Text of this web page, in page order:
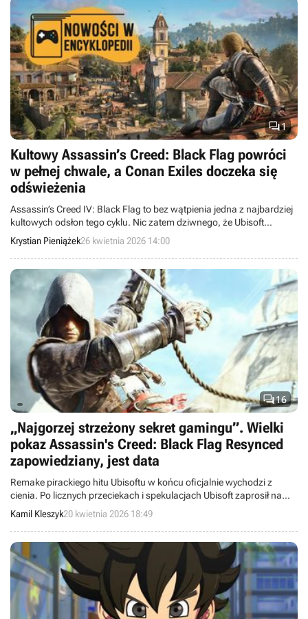
1
Kultowy Assassin’s Creed: Black Flag powróci
w pełnej chwale, a Conan Exiles doczeka się
odświeżenia
Assassin’s Creed IV: Black Flag to bez wątpienia jedna z najbardziej
kultowych odsłon tego cyklu. Nic zatem dziwnego, że Ubisoft
zdecydował się na jej odświeżenie. Poza tym w Wielkiej Encyklopedii
Gier opisaliśmy między innymi Conan Exiles Enhanced, czyli
gruntowną modernizację popularnego survivalowego RPG akcji.
Krystian Pieniążek26 kwietnia 2026 14:00
16
„Najgorzej strzeżony sekret gamingu”. Wielki
pokaz Assassin's Creed: Black Flag Resynced
zapowiedziany, jest data
Remake pirackiego hitu Ubisoftu w końcu oficjalnie wychodzi z
cienia. Po licznych przeciekach i spekulacjach Ubisoft zaprosił na
oficjalną prezentację Assassin’s Creed: Black Flag Resynced.
Kamil Kleszyk20 kwietnia 2026 18:49